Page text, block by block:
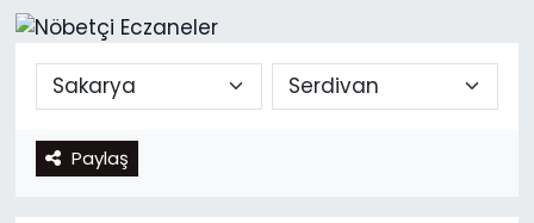
Paylaş
Yerel
Spor
Süper Lig Puan Durumu ve Fikstür
Tüm Manşetler
Son Dakika Haberleri